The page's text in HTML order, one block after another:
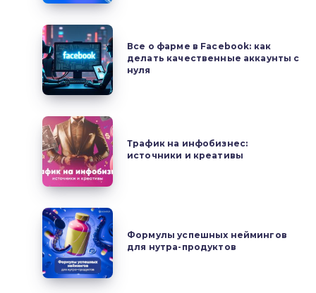
чаще
смотрит
на
MAC
CLOAKING.HOUSE
Все
о
фарме
в
Facebook:
как
делать
качественные
аккаунты
с
нуля
Все о фарме в Facebook: как
делать качественные аккаунты с
нуля
Трафик
на
инфобизнес:
источники
креативы
Трафик на инфобизнес:
источники и креативы
Формулы
успешных
неймингов
для
нутра-
Формулы успешных неймингов
для нутра-продуктов